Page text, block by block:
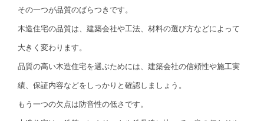
その一つが品質のばらつきです。
木造住宅の品質は、建築会社や工法、材料の選び方などによって
大きく変わります。
品質の高い木造住宅を選ぶためには、建築会社の信頼性や施工実
績、保証内容などをしっかりと確認しましょう。
もう一つの欠点は防音性の低さです。